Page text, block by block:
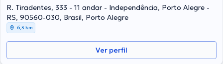
R. Tiradentes, 333 - 11 andar - Independência, Porto Alegre -
RS, 90560-030, Brasil, Porto Alegre
6,3 km
Ver perfil